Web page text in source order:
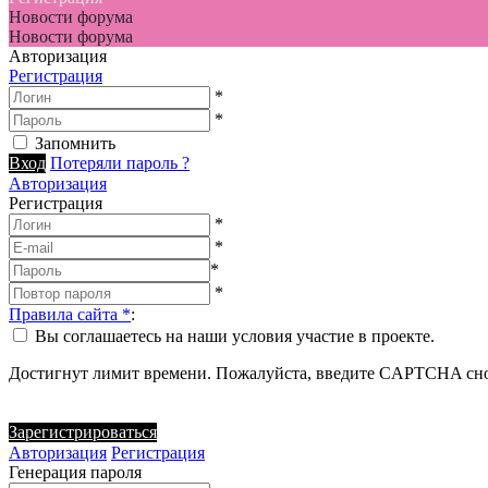
Новости форума
Новости форума
Авторизация
Регистрация
*
*
Запомнить
Вход Потеряли пароль ?
Авторизация
Регистрация
*
*
*
*
Правила сайта *:
Вы соглашаетесь на наши условия участие в проекте.
Достигнут лимит времени. Пожалуйста, введите CAPTCHA
Зарегистрироваться
Авторизация Регистрация
Генерация пароля